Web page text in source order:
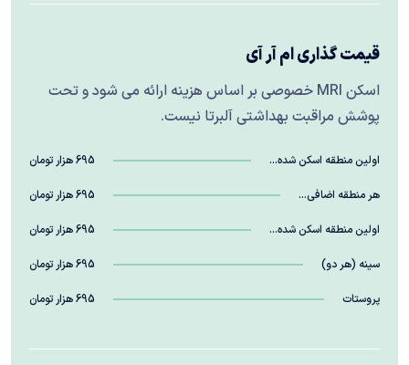
قیمت گذاری ام آر آی
اسکن MRI خصوصی بر اساس هزینه ارائه می شود و تحت
پوشش مراقبت بهداشتی آلبرتا نیست.
اولین منطقه اسکن شده… 695 هزار تومان
هر منطقه اضافی… 695 هزار تومان
اولین منطقه اسکن شده… 695 هزار تومان
سینه (هر دو) 695 هزار تومان
پروستات 695 هزار تومان